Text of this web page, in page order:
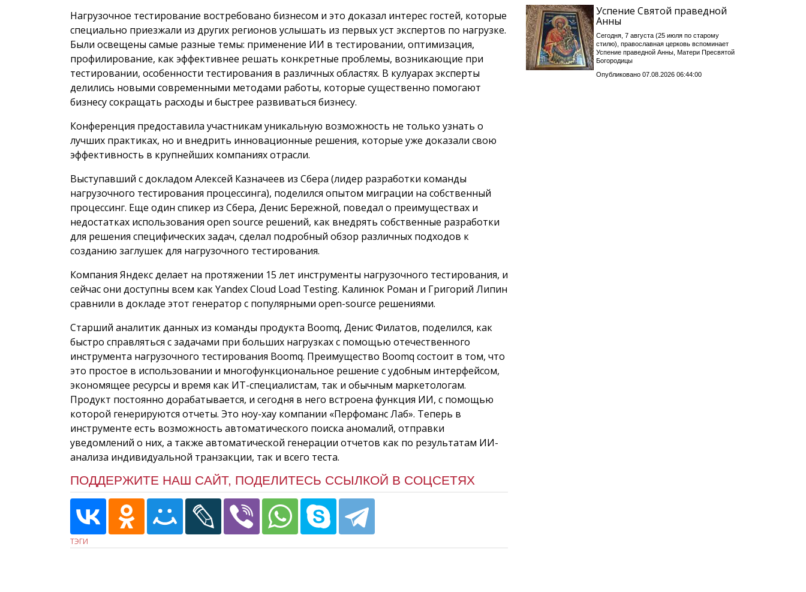
Нагрузочное тестирование востребовано бизнесом и это доказал интерес гостей, которые
специально приезжали из других регионов услышать из первых уст экспертов по нагрузке.
Были освещены самые разные темы: применение ИИ в тестировании, оптимизация,
профилирование, как эффективнее решать конкретные проблемы, возникающие при
тестировании, особенности тестирования в различных областях. В кулуарах эксперты
делились новыми современными методами работы, которые существенно помогают
бизнесу сокращать расходы и быстрее развиваться бизнесу.
Конференция предоставила участникам уникальную возможность не только узнать о
лучших практиках, но и внедрить инновационные решения, которые уже доказали свою
эффективность в крупнейших компаниях отрасли.
Выступавший с докладом Алексей Казначеев из Сбера (лидер разработки команды
нагрузочного тестирования процессинга), поделился опытом миграции на собственный
процессинг. Еще один спикер из Сбера, Денис Бережной, поведал о преимуществах и
недостатках использования open source решений, как внедрять собственные разработки
для решения специфических задач, сделал подробный обзор различных подходов к
созданию заглушек для нагрузочного тестирования.
Компания Яндекс делает на протяжении 15 лет инструменты нагрузочного тестирования, и
сейчас они доступны всем как Yandex Cloud Load Testing. Калинюк Роман и Григорий Липин
сравнили в докладе этот генератор с популярными open-source решениями.
Старший аналитик данных из команды продукта Boomq, Денис Филатов, поделился, как
быстро справляться с задачами при больших нагрузках с помощью отечественного
инструмента нагрузочного тестирования Boomq. Преимущество Boomq состоит в том, что
это простое в использовании и многофункциональное решение с удобным интерфейсом,
экономящее ресурсы и время как ИТ-специалистам, так и обычным маркетологам.
Продукт постоянно дорабатывается, и сегодня в него встроена функция ИИ, с помощью
которой генерируются отчеты. Это ноу-хау компании «Перфоманс Лаб». Теперь в
инструменте есть возможность автоматического поиска аномалий, отправки
уведомлений о них, а также автоматической генерации отчетов как по результатам ИИ-
анализа индивидуальной транзакции, так и всего теста.
ПОДДЕРЖИТЕ НАШ САЙТ, ПОДЕЛИТЕСЬ ССЫЛКОЙ В СОЦСЕТЯХ
ТЭГИ
Успение Святой праведной
Анны
Сегодня, 7 августа (25 июля по старому
стилю), православная церковь вспоминает
Успение праведной Анны, Матери Пресвятой
Богородицы
Опубликовано 07.08.2026 06:44:00